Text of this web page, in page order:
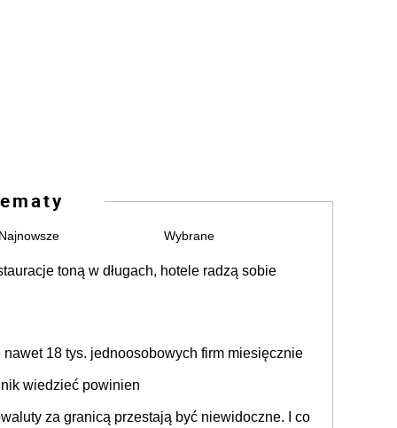
Najnowsze Wybrane
toną w długach, hotele radzą sobie
18 tys. jednoosobowych firm miesięcznie
wiedzieć powinien
za granicą przestają być niewidoczne. I co